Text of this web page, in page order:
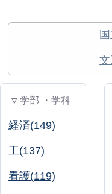
▽ 学部 ・学科
経済(149)
工(137)
看護(119)